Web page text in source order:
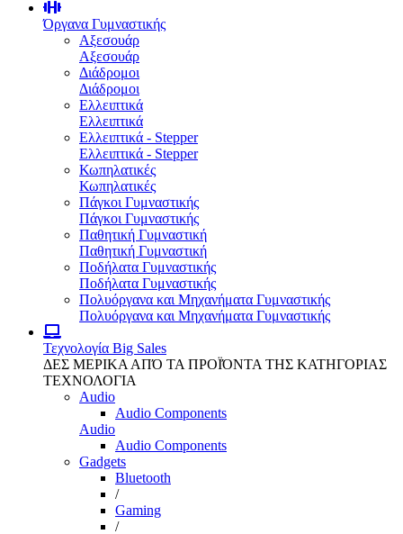
Όργανα Γυμναστικής
Αξεσουάρ
Αξεσουάρ
Διάδρομοι
Διάδρομοι
Ελλειπτικά
Ελλειπτικά
Ελλειπτικά - Stepper
Ελλειπτικά - Stepper
Κωπηλατικές
Κωπηλατικές
Πάγκοι Γυμναστικής
Πάγκοι Γυμναστικής
Παθητική Γυμναστική
Παθητική Γυμναστική
Ποδήλατα Γυμναστικής
Ποδήλατα Γυμναστικής
Πολυόργανα και Μηχανήματα Γυμναστικής
Πολυόργανα και Μηχανήματα Γυμναστικής
Τεχνολογία Big Sales
ΔΕΣ ΜΕΡΙΚΑ ΑΠΌ ΤΑ ΠΡΟΪΌΝΤΑ ΤΗΣ ΚΑΤΗΓΟΡΙΑΣ
ΤΕΧΝΟΛΟΓΙΑ
Audio
Audio Components
Audio
Audio Components
Gadgets
Bluetooth
/
Gaming
/